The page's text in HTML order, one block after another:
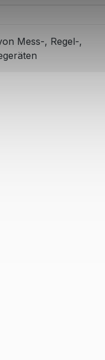
Mess-, Regel-,